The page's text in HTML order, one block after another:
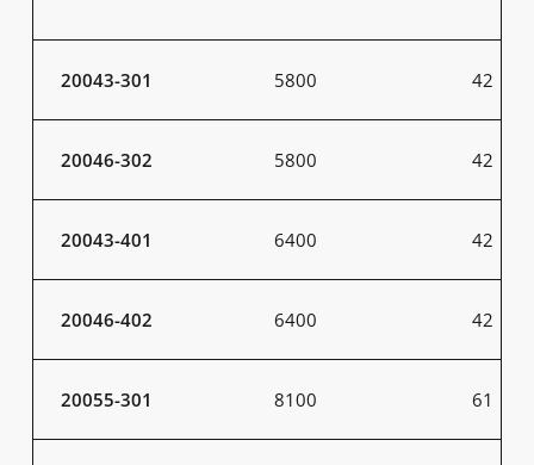
20043-301 5800 42
20046-302 5800 42
20043-401 6400 42
20046-402 6400 42
20055-301 8100 61